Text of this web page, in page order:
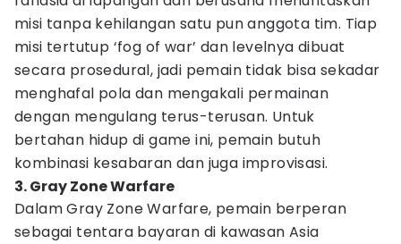
misi tanpa kehilangan satu pun anggota tim. Tiap
misi tertutup ‘fog of war’ dan levelnya dibuat
secara prosedural, jadi pemain tidak bisa sekadar
menghafal pola dan mengakali permainan
dengan mengulang terus-terusan. Untuk
bertahan hidup di game ini, pemain butuh
kombinasi kesabaran dan juga improvisasi.
3. Gray Zone Warfare
Dalam Gray Zone Warfare, pemain berperan
sebagai tentara bayaran di kawasan Asia